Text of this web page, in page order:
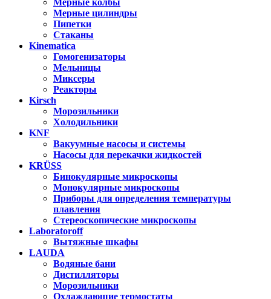
Мерные колбы
Мерные цилиндры
Пипетки
Стаканы
Kinematica
Гомогенизаторы
Мельницы
Миксеры
Реакторы
Kirsch
Морозильники
Холодильники
KNF
Вакуумные насосы и системы
Насосы для перекачки жидкостей
KRÜSS
Бинокулярные микроскопы
Монокулярные микроскопы
Приборы для определения температуры
плавления
Стереоскопические микроскопы
Laboratoroff
Вытяжные шкафы
LAUDA
Водяные бани
Дистилляторы
Морозильники
Охлаждающие термостаты